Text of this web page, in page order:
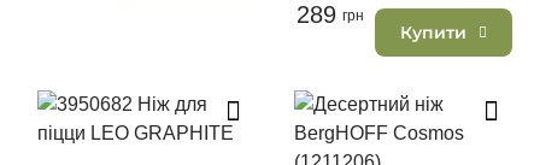
289 грн
Купити